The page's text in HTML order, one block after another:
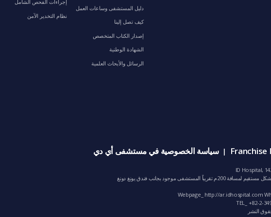
دليل المستشفى وساعات العمل
كيف تصل إلينا
إصدار الكتاب المتخصص
الشهادة الوطنية
الرسائل والأبحاث العلمية
إجراءات الفحص الشامل
نظام التخدير الآمن
Franchise
| سياسة الخصوصية في مستشفى أي دي
ID Hospital,
Webpage_ http://ar.idhospital.com
TEL_ +82-2-